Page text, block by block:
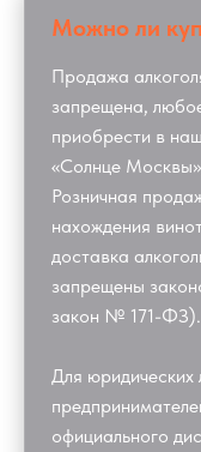
Можно ли
Продажа
запрещена,
приобрести в
«Солнце
Розничная
нахождения
доставка
запрещены
закон № 171-ФЗ).
Для юридических
официального